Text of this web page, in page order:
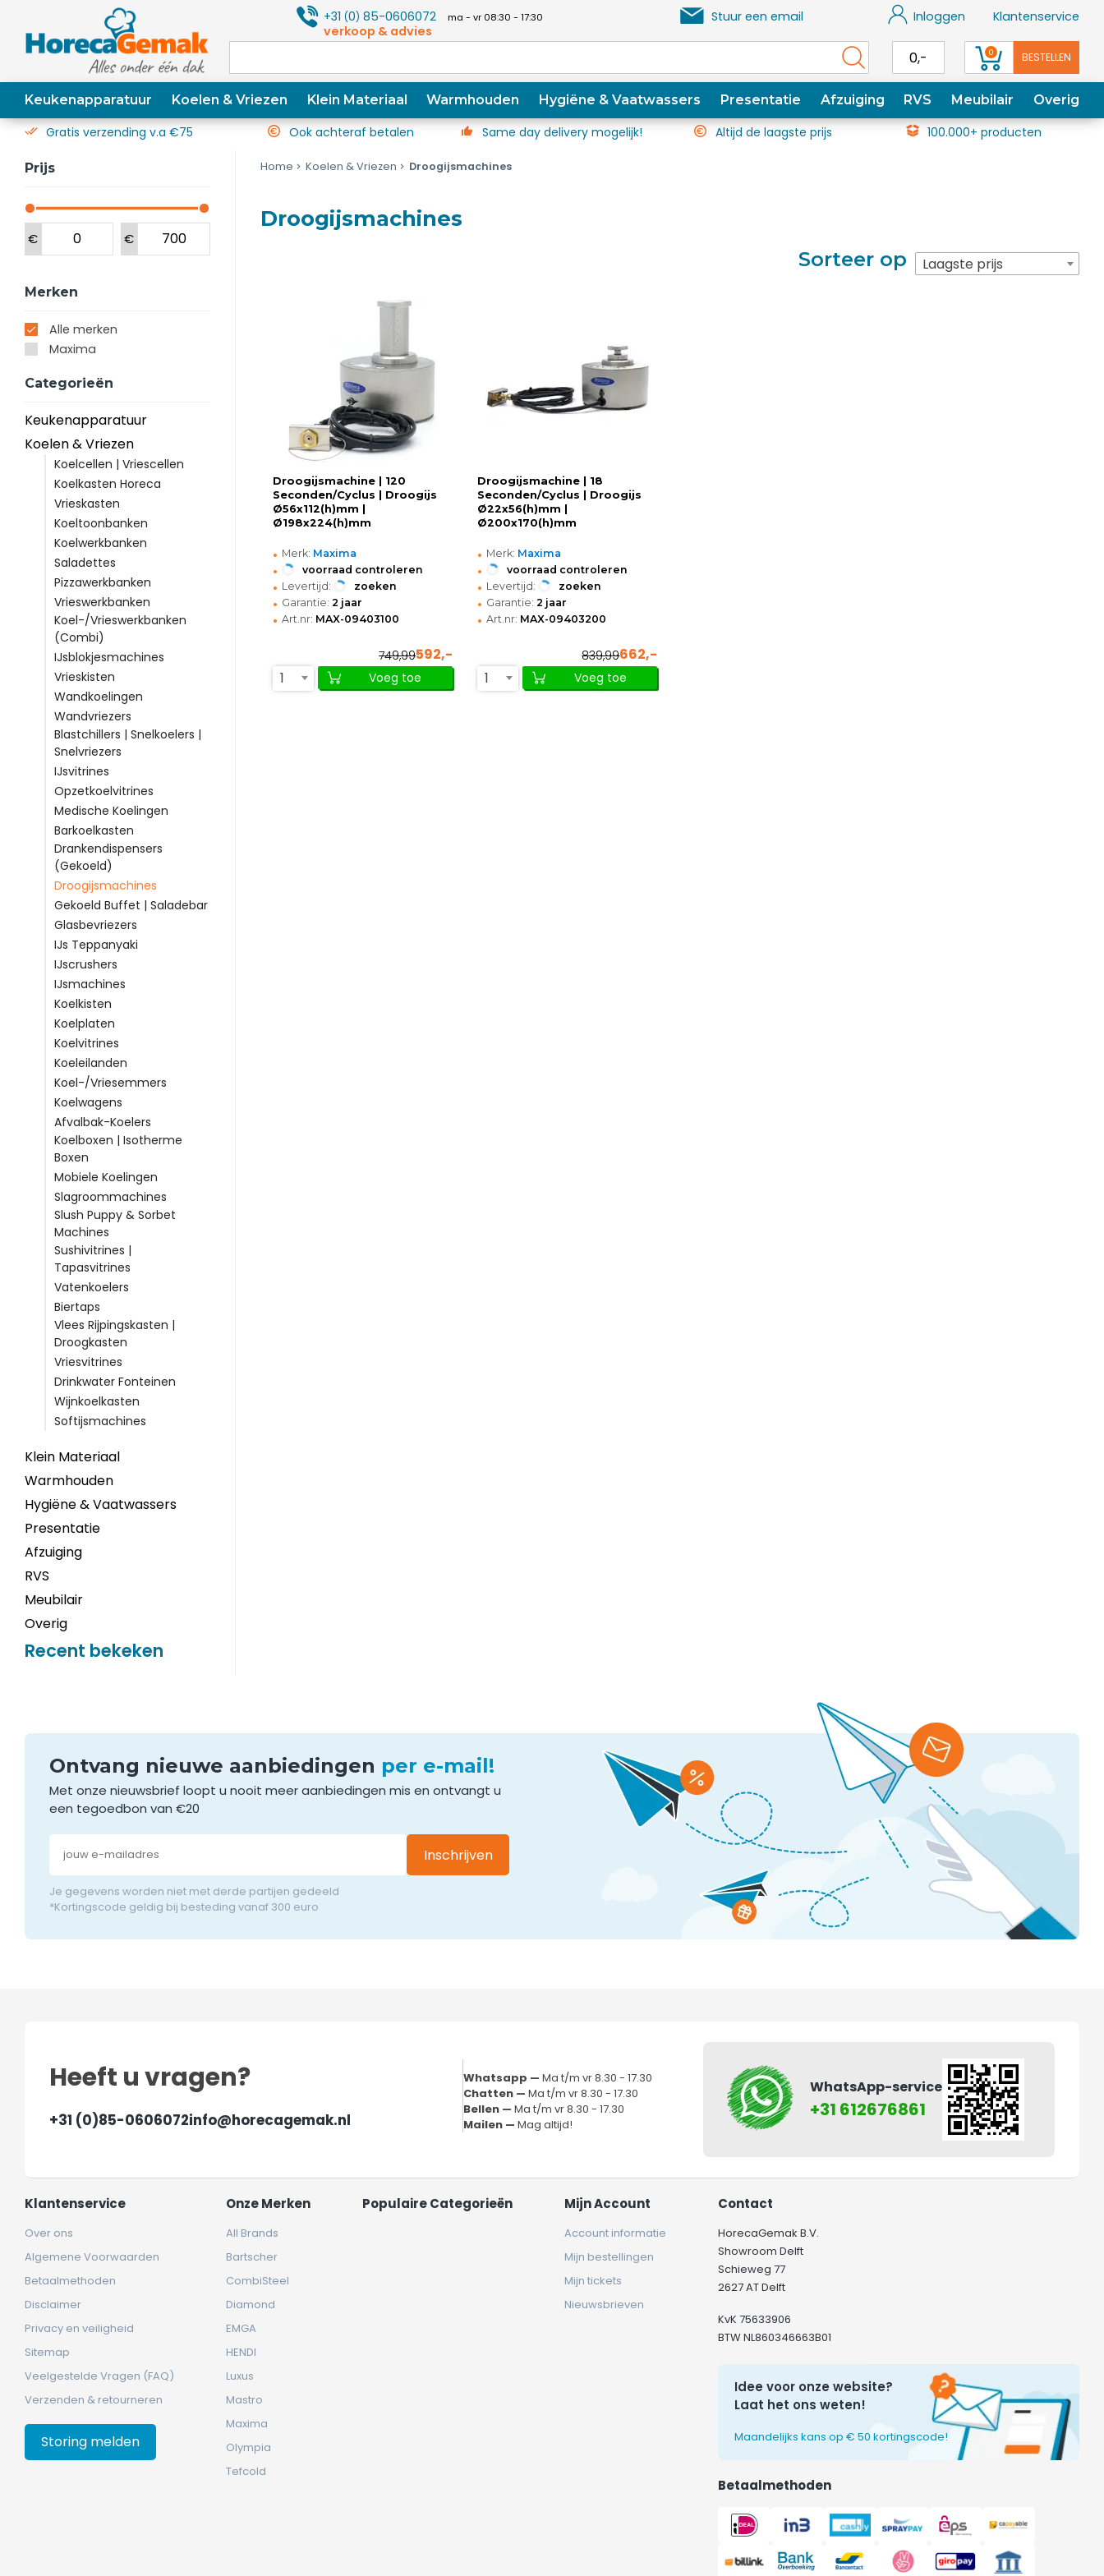
+31(0) 85-0606072 ma - vr 08:30 - 17:30
verkoop & advies
Stuur een email Inloggen Klantenservice
0,- 0 BESTELLEN
Keukenapparatuur Koelen & Vriezen Klein Materiaal Warmhouden Hygiëne & Vaatwassers Presentatie Afzuiging RVS Meubilair Overig
Gratis verzending v.a €75 Ook achteraf betalen Same day delivery mogelijk! Altijd de laagste prijs 100.000+ producten
Prijs
€ €
Merken
Alle merken
Maxima
Categorieën
Keukenapparatuur
Koelen & Vriezen
Koelcellen | Vriescellen
Koelkasten Horeca
Vrieskasten
Koeltoonbanken
Koelwerkbanken
Saladettes
Pizzawerkbanken
Vrieswerkbanken
Koel-/Vrieswerkbanken
(Combi)
IJsblokjesmachines
Vrieskisten
Wandkoelingen
Wandvriezers
Blastchillers | Snelkoelers |
Snelvriezers
IJsvitrines
Opzetkoelvitrines
Medische Koelingen
Barkoelkasten
Drankendispensers
(Gekoeld)
Droogijsmachines
Gekoeld Buffet | Saladebar
Glasbevriezers
IJs Teppanyaki
IJscrushers
IJsmachines
Koelkisten
Koelplaten
Koelvitrines
Koeleilanden
Koel-/Vriesemmers
Koelwagens
Afvalbak-Koelers
Koelboxen | Isotherme
Boxen
Mobiele Koelingen
Slagroommachines
Slush Puppy & Sorbet
Machines
Sushivitrines |
Tapasvitrines
Vatenkoelers
Biertaps
Vlees Rijpingskasten |
Droogkasten
Vriesvitrines
Drinkwater Fonteinen
Wijnkoelkasten
Softijsmachines
Klein Materiaal
Warmhouden
Hygiëne & Vaatwassers
Presentatie
Afzuiging
RVS
Meubilair
Overig
Recent bekeken
Home Koelen & Vriezen Droogijsmachines
Droogijsmachines
Sorteer op Laagste prijs
Droogijsmachine | 120
Seconden/Cyclus | Droogijs
Ø56x112(h)mm |
Ø198x224(h)mm
• Merk: Maxima
• voorraad controleren
• Levertijd: zoeken
• Garantie: 2 jaar
• Art.nr: MAX-09403100
749,99592,-
1
Voeg toe
Droogijsmachine | 18
Seconden/Cyclus | Droogijs
Ø22x56(h)mm |
Ø200x170(h)mm
• Merk: Maxima
• voorraad controleren
• Levertijd: zoeken
• Garantie: 2 jaar
• Art.nr: MAX-09403200
839,99662,-
1
Voeg toe
Ontvang nieuwe aanbiedingen per e-mail!
Met onze nieuwsbrief loopt u nooit meer aanbiedingen mis en ontvangt u
een tegoedbon van €20
Inschrijven
Je gegevens worden niet met derde partijen gedeeld
*Kortingscode geldig bij besteding vanaf 300 euro
Heeft u vragen?
+31 (0)85-0606072info@horecagemak.nl
Whatsapp —Ma t/m vr 8.30 - 17.30
Chatten —Ma t/m vr 8.30 - 17.30
Bellen —Ma t/m vr 8.30 - 17.30
Mailen —Mag altijd!
WhatsApp-service
+31 612676861
Klantenservice
Over ons
Algemene Voorwaarden
Betaalmethoden
Disclaimer
Privacy en veiligheid
Sitemap
Veelgestelde Vragen (FAQ)
Verzenden & retourneren
Storing melden
Onze Merken
All Brands
Bartscher
CombiSteel
Diamond
EMGA
HENDI
Luxus
Mastro
Maxima
Olympia
Tefcold
Populaire Categorieën Mijn Account
Account informatie
Mijn bestellingen
Mijn tickets
Nieuwsbrieven
Contact
HorecaGemak B.V.
Showroom Delft
Schieweg 77
2627 AT Delft
KvK 75633906
BTW NL860346663B01
Idee voor onze website?
Laat het ons weten!
Maandelijks kans op € 50 kortingscode!
Betaalmethoden